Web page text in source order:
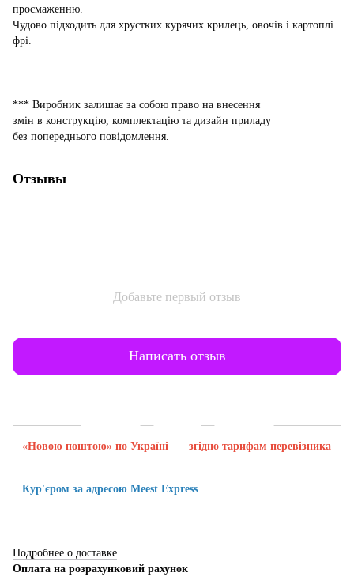
просмаженню.
Чудово підходить для хрустких курячих крилець, овочів і картоплі
фрі.
*** Виробник залишає за собою право на внесення
змін в конструкцію, комплектацію та дизайн приладу
без попереднього повідомлення.
Отзывы
Добавьте первый отзыв
Написать отзыв
«Новою поштою» по Україні — згідно тарифам перевізника
Кур'єром за адресою Meest Express
Подробнее о доставке
Оплата на розрахунковий рахунок